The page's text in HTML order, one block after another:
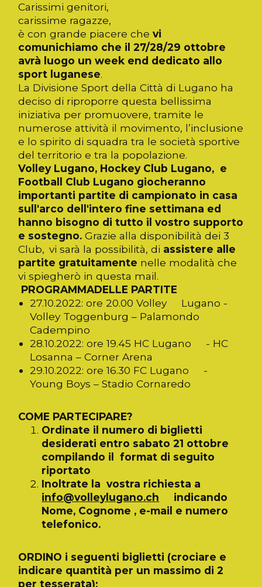
Carissimi genitori,
carissime ragazze,
è con grande piacere chevi
comunichiamo che il 27/28/29 ottobre
avrà luogo un week end dedicato allo
sport luganese.
La Divisione Sport della Città di Lugano ha
deciso di riproporre questa bellissima
iniziativa per promuovere, tramite le
numerose attività il movimento, l’inclusione
e lo spirito di squadra tra le società sportive
del territorio e tra la popolazione.
Volley Lugano, Hockey Club Lugano, e
Football Club Lugano giocheranno
importanti partite di campionato in casa
sull'arco dell'intero fine settimana ed
hanno bisogno di tutto il vostro supporto
e sostegno. Grazie alla disponibilità dei 3
Club, vi sarà la possibilità, di assistere alle
partite gratuitamente nelle modalità che
vi spiegherò in questa mail.
PROGRAMMADELLE PARTITE
27.10.2022: ore 20.00 Volley Lugano -
Volley Toggenburg – Palamondo
Cadempino
28.10.2022: ore 19.45 HC Lugano - HC
Losanna – Corner Arena
29.10.2022: ore 16.30 FC Lugano -
Young Boys – Stadio Cornaredo
COME PARTECIPARE?
Ordinate il numero di biglietti
desiderati entro sabato 21 ottobre
compilando il format di seguito
riportato
Inoltrate la vostra richiesta a
info@volleylugano.ch indicando
Nome, Cognome , e-mail e numero
telefonico.
ORDINO i seguenti biglietti (crociare e
indicare quantità per un massimo di 2
per tesserata):